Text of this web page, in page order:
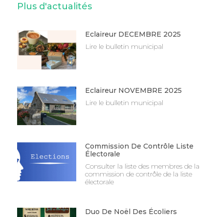
Plus d'actualités
Eclaireur DECEMBRE 2025
Lire le bulletin municipal
Eclaireur NOVEMBRE 2025
Lire le bulletin municipal
Commission De Contrôle Liste
Électorale
Consulter la liste des membres de la
commission de contrôle de la liste
électorale
Duo De Noël Des Écoliers